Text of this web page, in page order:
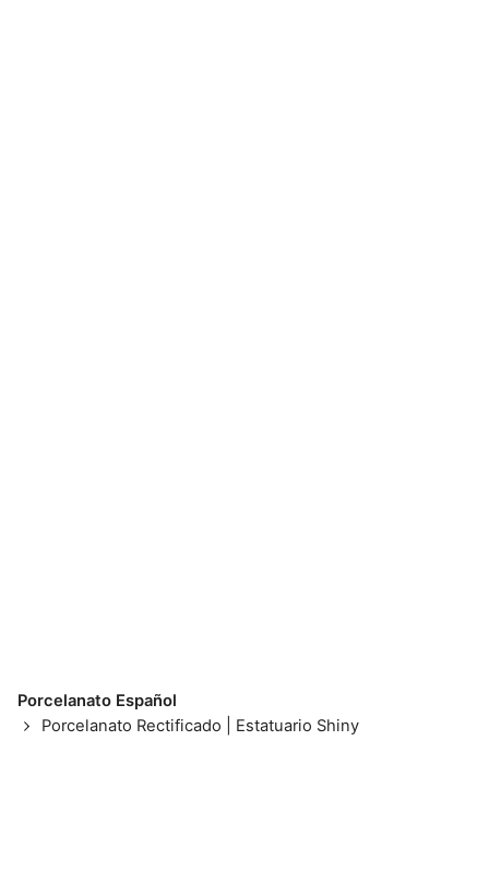
Porcelanato Español
Porcelanato Rectificado | Estatuario Shiny